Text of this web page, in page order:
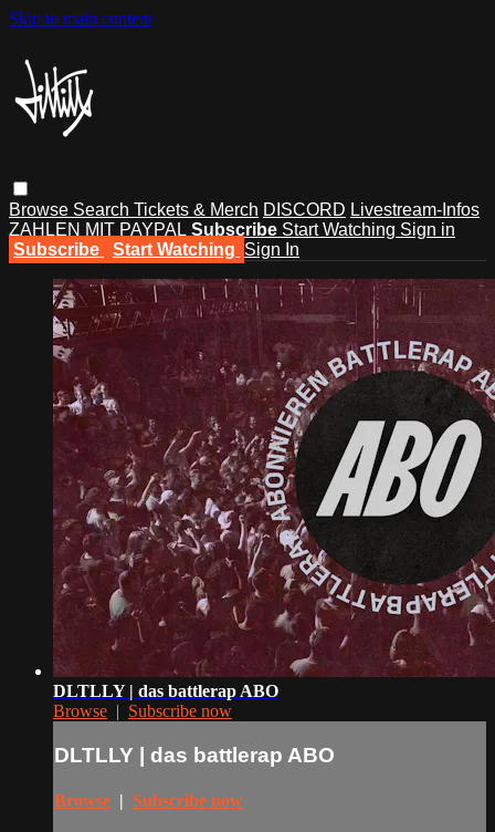
Skip to main content
Browse Search Tickets & Merch DISCORD Livestream-Infos
ZAHLEN MIT PAYPAL Subscribe Start Watching Sign in
Subscribe
Start Watching Sign In
DLTLLY | das battlerap ABO
Browse | Subscribe now
DLTLLY | das battlerap ABO
Browse | Subscribe now